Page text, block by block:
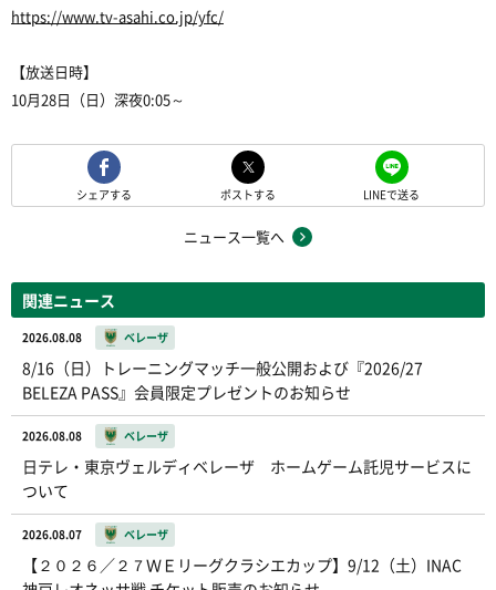
https://www.tv-asahi.co.jp/yfc/
【放送日時】
10月28日（日）深夜0:05～
シェアする ポストする LINEで送る
ニュース一覧へ
関連ニュース
2026.08.08 ベレーザ
8/16（日）トレーニングマッチ一般公開および『2026/27
BELEZA PASS』会員限定プレゼントのお知らせ
2026.08.08 ベレーザ
日テレ・東京ヴェルディベレーザ ホームゲーム託児サービスに
ついて
2026.08.07 ベレーザ
【２０２６／２７ＷＥリーグクラシエカップ】9/12（土）INAC